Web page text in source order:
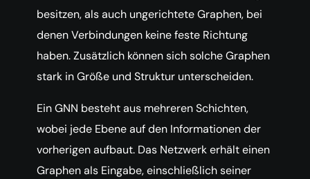
besitzen, als auch ungerichtete Graphen, bei
denen Verbindungen keine feste Richtung
haben. Zusätzlich können sich solche Graphen
stark in Größe und Struktur unterscheiden.
Ein GNN besteht aus mehreren Schichten,
wobei jede Ebene auf den Informationen der
vorherigen aufbaut. Das Netzwerk erhält einen
Graphen als Eingabe, einschließlich seiner